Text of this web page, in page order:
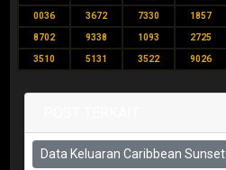
0036 3672 7330 1857
8702 9338 1093 2725
3510 5131 3522 9026
Data Keluaran Caribbean Sunset